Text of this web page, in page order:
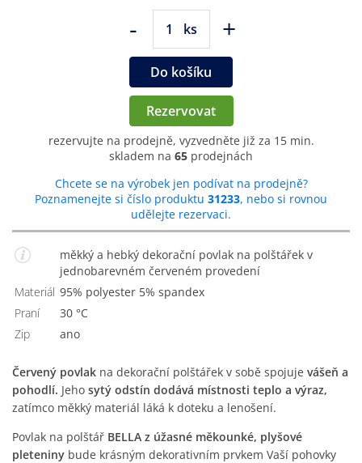
- ks +
Do košíku
Rezervovat
rezervujte na prodejně, vyzvedněte již za 15 min.
skladem na 65 prodejnách
Chcete se na výrobek jen podívat na prodejně?
Poznamenejte si číslo produktu 31233, nebo si rovnou
udělejte rezervaci.
měkký a hebký dekorační povlak na polštářek v
jednobarevném červeném provedení
Materiál
95% polyester 5% spandex
Praní
30 °C
Zip
Ano
Červený povlak na dekorační polštářek v sobě spojuje vášeň a
pohodlí. Jeho sytý odstín dodává místnosti teplo a výraz,
zatímco měkký materiál láká k doteku a lenošení.
Povlak na polštář BELLA z úžasné měkounké, plyšové
pleteniny bude krásným dekorativním prvkem Vaší pohovky